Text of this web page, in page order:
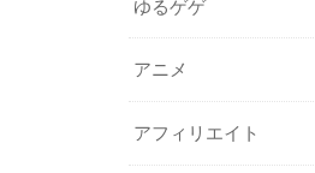
ゆるゲゲ
アニメ
アフィリエイト